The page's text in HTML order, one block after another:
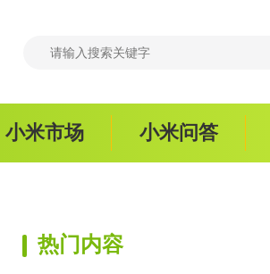
小米市场 小米问答
热门内容